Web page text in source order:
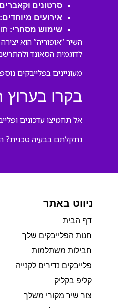
סרטונים
אירועים מיוחדים:
שימוש מסחרי:
השיר “אופוריה” הוא
לדוגמית הסאונד
מעוניינים בפלייבקים
בקרו בערוץ
אל תחמיצו עדכונים
נתקלתם בבעיה טכנית?
ניווט באתר
דף הבית
חנות הפלייבקים שלך
חבילות משתלמות
פלייבקים נדירים לקנייה
קליפ בקליק
צור שיר מקורי משלך